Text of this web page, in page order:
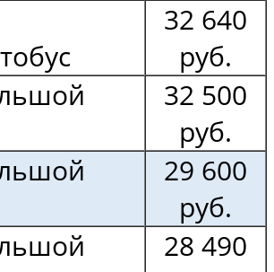
32 640
руб.
32 500
руб.
29 600
руб.
28 490